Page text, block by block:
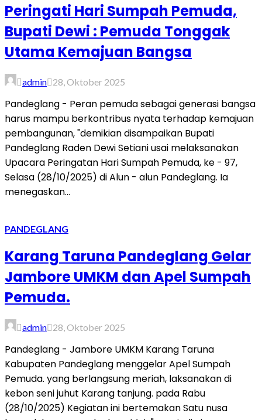
Peringati Hari Sumpah Pemuda,
Bupati Dewi : Pemuda Tonggak
Utama Kemajuan Bangsa
admin 28, Oktober 2025
Pandeglang - Peran pemuda sebagai generasi bangsa
harus mampu berkontribus nyata terhadap kemajuan
pembangunan, "demikian disampaikan Bupati
Pandeglang Raden Dewi Setiani usai melaksanakan
Upacara Peringatan Hari Sumpah Pemuda, ke - 97,
Selasa (28/10/2025) di Alun - alun Pandeglang. Ia
menegaskan...
PANDEGLANG
Karang Taruna Pandeglang Gelar
Jambore UMKM dan Apel Sumpah
Pemuda.
admin 28, Oktober 2025
Pandeglang - Jambore UMKM Karang Taruna
Kabupaten Pandeglang menggelar Apel Sumpah
Pemuda. yang berlangsung meriah, laksanakan di
kebon seni juhut Karang tanjung. pada Rabu
(28/10/2025) Kegiatan ini bertemakan Satu nusa